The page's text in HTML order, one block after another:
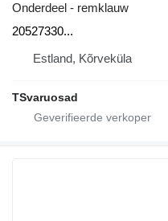
Onderdeel - remklauw
20527330...
Estland, Kõrveküla
TSvaruosad